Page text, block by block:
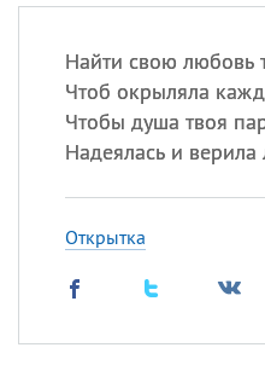
Найти свою любовь
Чтоб окрыляла
Чтобы душа твоя
Надеялась и верила
Открытка